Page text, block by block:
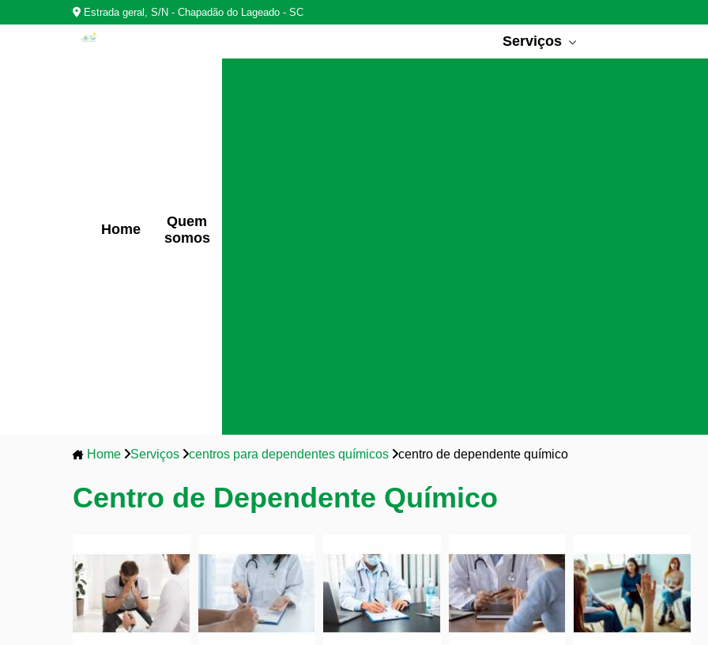
Estrada geral, S/N - Chapadão do Lageado - SC
Home
Quem
somos
Serviços
Home Serviços centros para dependentes químicos centro de dependente químico
Centro de Dependente Químico